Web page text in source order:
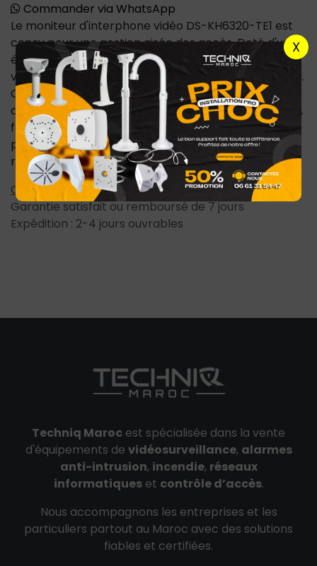
X
Commander via WhatsApp
Le moniteur d'interphone vidéo DS-KH6320-TE1 est
conçu pour une gestion aisée des accès. Doté d'un
écran tactile de 7 pouces, il permet de visualiser les
visiteurs et de communiquer avec eux en temps réel.
Ce moniteur s'intègre parfaitement aux systèmes
d'interphone Hikvision et offre une interface intuitive,
facilitant l'interaction et le contrôle des accès. Idéal
pour les espaces résidentiels ou commerciaux, il
renforce la sécurité et le confort des utilisateurs.
Conditions générales
Garantie satisfait ou remboursé de 7 jours
Expédition : 2-4 jours ouvrables
Techniq Maroc est spécialisée dans la vente
d'équipements de vidéosurveillance, alarmes
anti-intrusion, incendie, réseaux
informatiqueset contrôle d’accès.
Nous accompagnons les entreprises et les
particuliers partout au Maroc avec des solutions
fiables et certifiées.